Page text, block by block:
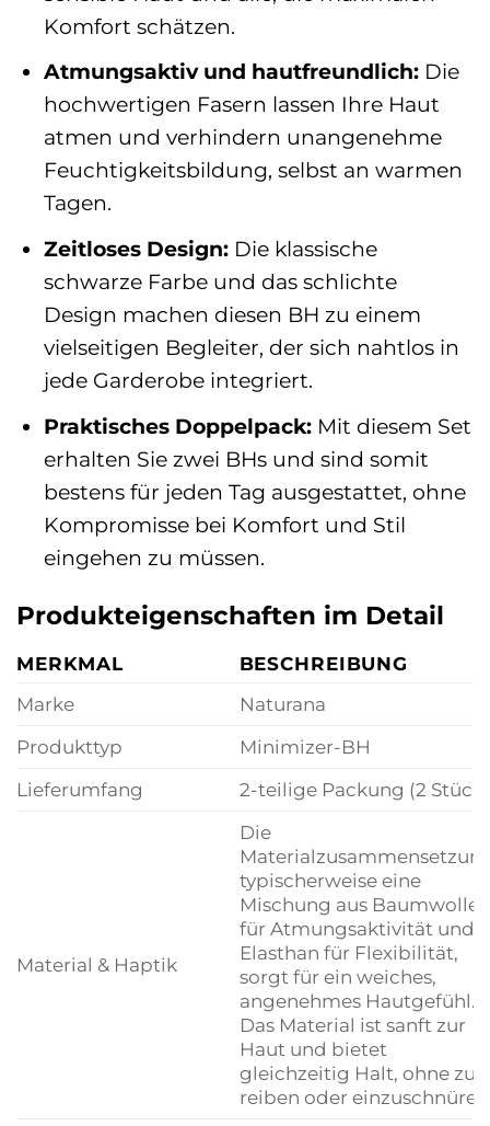
Komfort schätzen.
Atmungsaktiv und hautfreundlich:Die
hochwertigen Fasern lassen Ihre Haut
atmen und verhindern unangenehme
Feuchtigkeitsbildung, selbst an warmen
Tagen.
Zeitloses Design:Die klassische
schwarze Farbe und das schlichte
Design machen diesen BH zu einem
vielseitigen Begleiter, der sich nahtlos in
jede Garderobe integriert.
Praktisches Doppelpack:Mit diesem Set
erhalten Sie zwei BHs und sind somit
bestens für jeden Tag ausgestattet, ohne
Kompromisse bei Komfort und Stil
eingehen zu müssen.
Produkteigenschaften im Detail
MERKMAL
BESCHREIBUNG
Marke
Naturana
Produkttyp
Minimizer-BH
Lieferumfang
2-teilige Packung (2 Stück)
Material & Haptik
Die
typischerweise eine
Mischung aus Baumwolle
für Atmungsaktivität und
Elasthan für Flexibilität,
sorgt für ein weiches,
angenehmes Hautgefühl.
Das Material ist sanft zur
Haut und bietet
gleichzeitig Halt, ohne zu
reiben oder